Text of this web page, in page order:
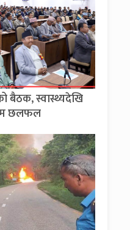
बैठक, स्वास्थ्यदेखि
छलफल